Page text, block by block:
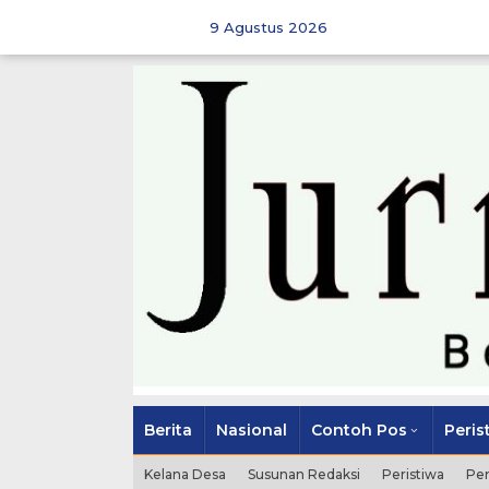
9 Agustus 2026
Berita Nasional Contoh Pos
Kelana Desa Susunan Redaksi Peristiwa